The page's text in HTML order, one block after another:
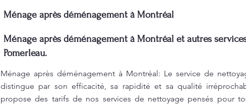
Ménage après déménagement à Montréal
Ménage après déménagement à Montréal et autres
Pomerleau.
Ménage après déménagement à Montréal: Le service de
distingue par son efficacité, sa rapidité et sa qualité
propose des tarifs de nos services de nettoyage pensés pour